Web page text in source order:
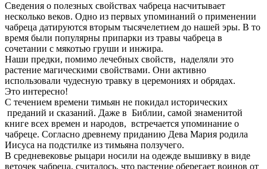
Сведения о полезных свойствах чабреца насчитывает
несколько веков. Одно из первых упоминаний о применении
чабреца датируются вторым тысячелетием до нашей эры. В то
время были популярны припарки из травы чабреца в
сочетании с мякотью груши и инжира.
Наши предки, помимо лечебных свойств, наделяли это
растение магическими свойствами. Они активно
использовали чудесную травку в церемониях и обрядах.
Это интересно!
С течением времени тимьян не покидал исторических
преданий и сказаний. Даже в Библии, самой знаменитой
книге всех времен и народов, встречается упоминание о
чабреце. Согласно древнему приданию Дева Мария родила
Иисуса на подстилке из тимьяна ползучего.
В средневековье рыцари носили на одежде вышивку в виде
веточек чабреца, считалось, что растение оберегает воинов от